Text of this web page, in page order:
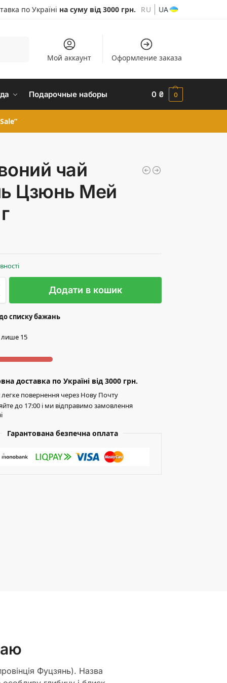
по Україні на суму від 3000 грн. RU UA
Мой аккаунт Оформление заказа
Подарочные наборы 0 ₴ 0
чай
Цзюнь Мей
Додати в кошик
списку бажань
лише 15
доставка по Україні від 3000 грн.
повернення через Нову Почту
до 17:00 і ми відправимо замовлення
Гарантована безпечна оплата
Фуцзянь). Назва